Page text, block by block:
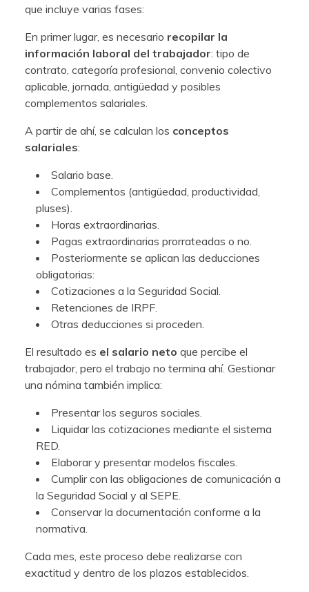
que incluye varias fases:
En primer lugar, es necesario recopilar la
información laboral del trabajador: tipo de
contrato, categoría profesional, convenio colectivo
aplicable, jornada, antigüedad y posibles
complementos salariales.
A partir de ahí, se calculan los conceptos
salariales:
Salario base.
Complementos (antigüedad, productividad,
pluses).
Horas extraordinarias.
Pagas extraordinarias prorrateadas o no.
Posteriormente se aplican las deducciones
obligatorias:
Cotizaciones a la Seguridad Social.
Retenciones de IRPF.
Otras deducciones si proceden.
El resultado es el salario neto que percibe el
trabajador, pero el trabajo no termina ahí. Gestionar
una nómina también implica:
Presentar los seguros sociales.
Liquidar las cotizaciones mediante el sistema
RED.
Elaborar y presentar modelos fiscales.
Cumplir con las obligaciones de comunicación a
la Seguridad Social y al SEPE.
Conservar la documentación conforme a la
normativa.
Cada mes, este proceso debe realizarse con
exactitud y dentro de los plazos establecidos.